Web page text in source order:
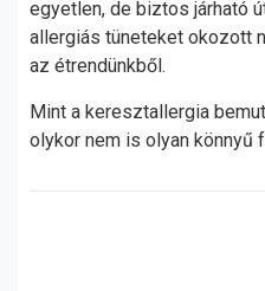
egyetlen, de biztos járható
allergiás tüneteket okozott
az étrendünkből.
Mint a keresztallergia
olykor nem is olyan könnyű